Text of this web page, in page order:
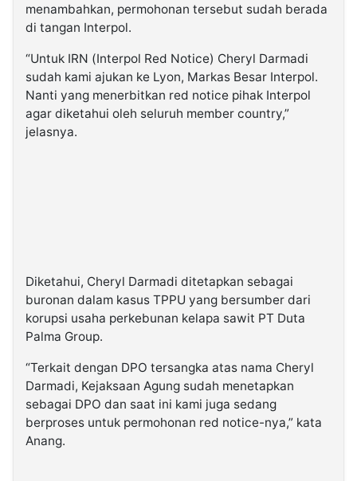
menambahkan, permohonan tersebut sudah berada
di tangan Interpol.
“Untuk IRN (Interpol Red Notice) Cheryl Darmadi
sudah kami ajukan ke Lyon, Markas Besar Interpol.
Nanti yang menerbitkan red notice pihak Interpol
agar diketahui oleh seluruh member country,”
jelasnya.
Diketahui, Cheryl Darmadi ditetapkan sebagai
buronan dalam kasus TPPU yang bersumber dari
korupsi usaha perkebunan kelapa sawit PT Duta
Palma Group.
“Terkait dengan DPO tersangka atas nama Cheryl
Darmadi, Kejaksaan Agung sudah menetapkan
sebagai DPO dan saat ini kami juga sedang
berproses untuk permohonan red notice-nya,” kata
Anang.